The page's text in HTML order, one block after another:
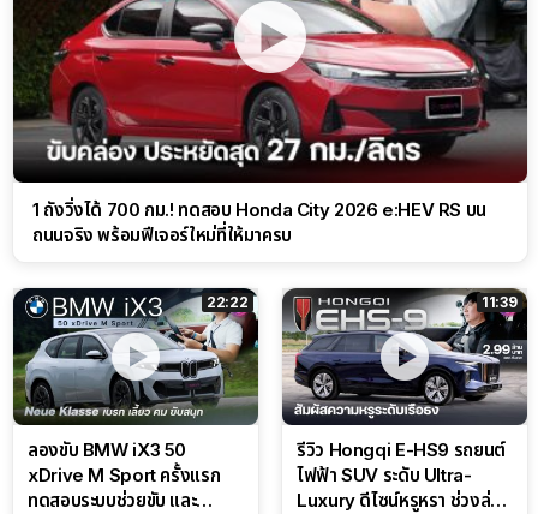
1 ถังวิ่งได้ 700 กม.! ทดสอบ Honda City 2026 e:HEV RS บน
ถนนจริง พร้อมฟีเจอร์ใหม่ที่ให้มาครบ
22:22
ลองขับ BMW iX3 50
xDrive M Sport ครั้งแรก
ทดสอบระบบช่วยขับ และ
11:39
รีวิว Hongqi E-HS9 รถยนต์
ไฟฟ้า SUV ระดับ Ultra-
Luxury ดีไซน์หรูหรา ช่วงล่าง